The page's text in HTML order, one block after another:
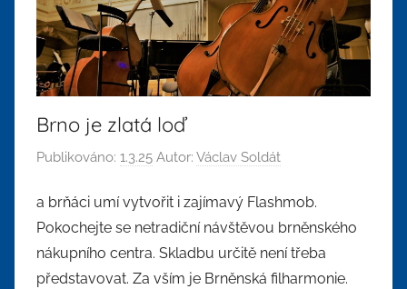
Brno je zlatá loď
Publikováno: 1.3.25 Autor: Václav Soldát
a brňáci umí vytvořit i zajímavý Flashmob.
Pokochejte se netradiční návštěvou brněnského
nákupního centra. Skladbu určitě není třeba
představovat. Za vším je Brněnská filharmonie.